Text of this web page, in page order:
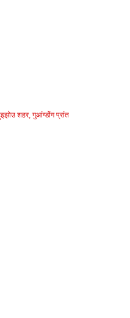
शहर, गुआंग्डोंग प्रांत